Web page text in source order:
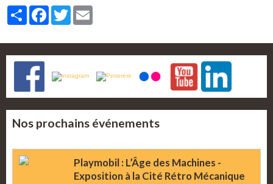
PartagerFacebook
Twitter
Nos prochains événements
Playmobil : L’Âge des Machines -
Exposition à la Cité Rétro Mécanique